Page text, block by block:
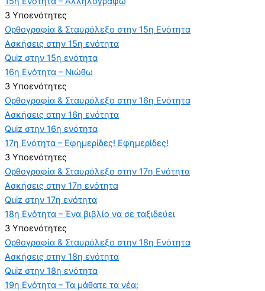
3 Υποενότητες
Ορθογραφία & Σταυρόλεξο στην 15η Ενότητα
Ασκήσεις στην 15η ενότητα
Quiz στην 15η ενότητα
16η Ενότητα – Νιώθω
3 Υποενότητες
Ορθογραφία & Σταυρόλεξο στην 16η Ενότητα
Ασκήσεις στην 16η ενότητα
Quiz στην 16η ενότητα
17η Ενότητα – Εφημερίδες! Εφημερίδες!
3 Υποενότητες
Ορθογραφία & Σταυρόλεξο στην 17η Ενότητα
Ασκήσεις στην 17η ενότητα
Quiz στην 17η ενότητα
18η Ενότητα – Ένα βιβλίο να σε ταξιδεύει
3 Υποενότητες
Ορθογραφία & Σταυρόλεξο στην 18η Ενότητα
Ασκήσεις στην 18η ενότητα
Quiz στην 18η ενότητα
19η Ενότητα – Τα μάθατε τα νέα;